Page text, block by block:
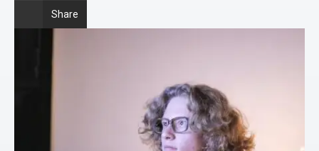
Share